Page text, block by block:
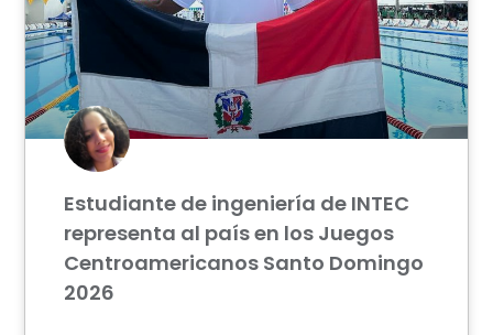
Estudiante de ingeniería de INTEC
representa al país en los Juegos
Centroamericanos Santo Domingo
2026